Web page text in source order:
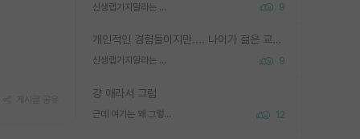
신생랩가지말라는 이유가 있었구나 9
개인적인 경험들이지만.... 나이가 젊은 교수일수록 꼰대라는 가면을 쓴 채로 무례함을 행동하는 경우가 거의 90% 정도였음. 나이가 어린데 다른 또래들과 달리 명예, 권력, 재력까지 얻었으니 세상 다 가진 기분이겠지. 오히러 나이 든 교수들이 행동과 말을 더 조심하시더라.
신생랩가지말라는 이유가 있었구나 9
걍 애라서 그럼
근데 여기는 왜 그렇게 SPK를 물어보는거임? 12